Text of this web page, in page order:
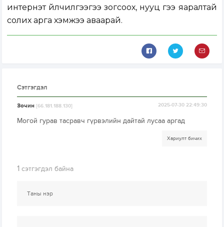
интернэт үйлчилгээгээ зогсоох, нууц үгээ яаралтай
солих арга хэмжээ аваарай.
Сэтгэгдэл
Зочин[66.181.188.130] 2025-07-30 22:49:30
Могой гурав тасравч гүрвэлийн дайтай лусаа аргад
Хариулт бичих
1 сэтгэгдэл байна